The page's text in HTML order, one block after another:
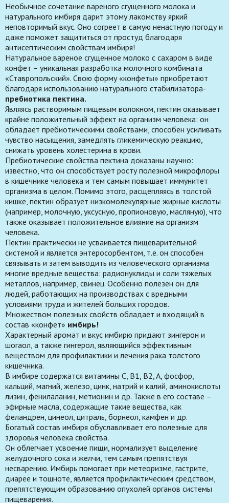
Необычное сочетание вареного сгущенного молока и
натурального имбиря дарит этому лакомству яркий
неповторимый вкус. Оно согреет в самую ненастную погоду и
даже поможет защититься от простуд благодаря
антисептическим свойствам имбиря!
Натуральное вареное сгущенное молоко с сахаром в виде
конфет – уникальная разработка молочного комбината
«Ставропольский». Свою форму «конфеты» приобретают
благодаря использованию натурального стабилизатора-
пребиотика пектина.
Являясь растворимым пищевым волокном, пектин оказывает
крайне положительный эффект на организм человека: он
обладает пребиотическими свойствами, способен усиливать
чувство насыщения, замедлять гликемическую реакцию,
снижать уровень холестерина в крови.
Пребиотические свойства пектина доказаны научно:
известно, что он способствует росту полезной микрофлоры
в кишечнике человека и тем самым повышает иммунитет
организма в целом. Помимо этого, расщепляясь в толстой
кишке, пектин образует низкомолекулярные жирные кислоты
(например, молочную, уксусную, пропионовую, масляную), что
также оказывает положительное влияние на организм
человека.
Пектин практически не усваивается пищеварительной
системой и является энтеросорбентом, т.е. он способен
связывать и затем выводить из человеческого организма
многие вредные вещества: радионуклиды и соли тяжелых
металлов, например, свинец. Особенно полезен он для
людей, работающих на производствах с вредными
условиями труда и жителей больших городов.
Множеством полезных свойств обладает и входящий в
состав «конфет» имбирь!
Характерный аромат и вкус имбирю придают зингерон и
шогаол, а также гингерол, являющийся эффективным
веществом для профилактики и лечения рака толстого
кишечника.
В имбире содержатся витамины C, B1, B2, A, фосфор,
кальций, магний, железо, цинк, натрий и калий, аминокислоты
лизин, фенилаланин, метионин и др. Также в его составе –
эфирные масла, содержащие такие вещества, как
феландрен, цинеол, цитраль, борнеол, камфен и др.
Богатый состав имбиря обуславливает его полезные для
здоровья человека свойства.
Он облегчает усвоение пищи, нормализует выделение
желудочного сока и желчи, тем самым препятствуя
несварению. Имбирь помогает при метеоризме, гастрите,
диарее и тошноте, является профилактическим средством,
препятствующим образованию опухолей органов системы
пищеварения.